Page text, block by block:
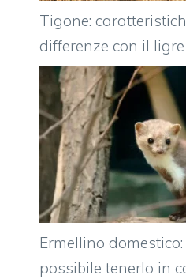
Tigone:
differenze con il ligre
Ermellino
possibile tenerlo in